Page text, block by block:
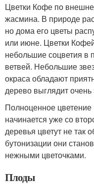
Цветки Кофе по
жасмина. В природе
но дома его цветы
или июне. Цветки
небольшие соцветия в
ветвей. Небольшие
окраса обладают
дерево выглядит
Полноценное
начинается уже со
деревья цветут не так
бутонизации они
нежными цветочками.
Плоды